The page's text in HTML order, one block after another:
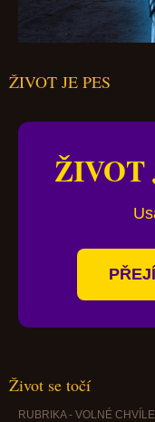
ŽIVOT JE PES
ŽIVOT
Život se točí
RUBRIKA - VOLNÉ